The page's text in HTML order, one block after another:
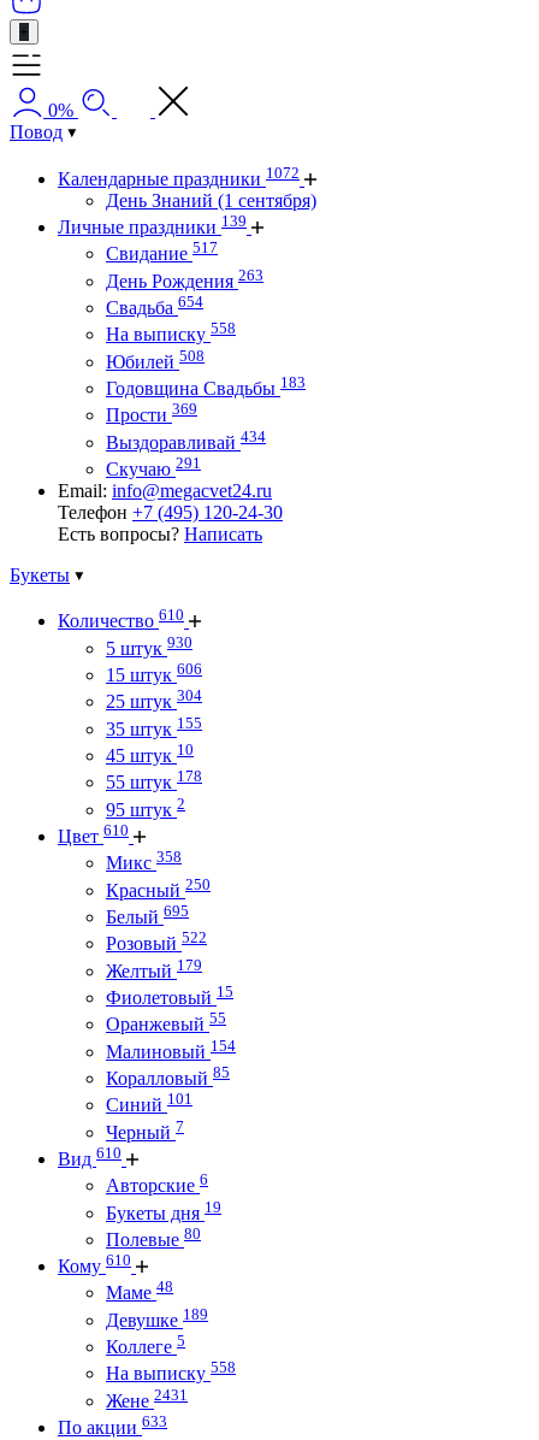
+
0%
Повод
Календарные праздники 1072
День Знаний (1 сентября)
Личные праздники 139
Свидание 517
День Рождения 263
Свадьба 654
На выписку 558
Юбилей 508
Годовщина Свадьбы 183
Прости 369
Выздоравливай 434
Скучаю 291
Email: info@megacvet24.ru
Телефон +7 (495) 120-24-30
Есть вопросы? Написать
Букеты
Количество 610
5 штук 930
15 штук 606
25 штук 304
35 штук 155
45 штук 10
55 штук 178
95 штук 2
Цвет 610
Микс 358
Красный 250
Белый 695
Розовый 522
Желтый 179
Фиолетовый 15
Оранжевый 55
Малиновый 154
Коралловый 85
Синий 101
Черный 7
Вид 610
Авторские 6
Букеты дня 19
Полевые 80
Кому 610
Маме 48
Девушке 189
Коллеге 5
На выписку 558
Жене 2431
По акции 633